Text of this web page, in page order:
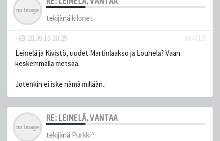
tekijänä kilonet
- 28.09.16 20:29
#84712
Leinelä ja Kivistö, uudet Martinlaakso ja Louhela? Vaan
keskemmällä metsää.
Jotenkin ei iske nämä millään..
RE: LEINELÄ, VANTAA
tekijänä Purkki^